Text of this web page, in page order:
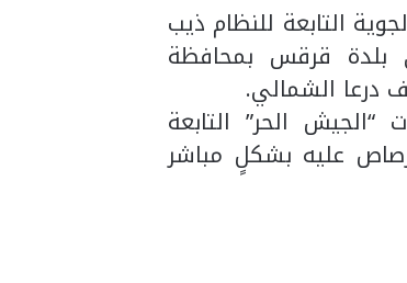
التابعة للنظام ذيب
بلدة قرقس بمحافظة
درعا الشمالي.
الحر” التابعة
عليه بشكلٍ مباشر